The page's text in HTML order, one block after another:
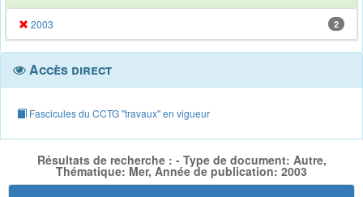
2003 2
Accès direct
Fascicules du CCTG "travaux" en vigueur
Résultats de recherche : - Type de document: Autre,
Thématique: Mer, Année de publication: 2003